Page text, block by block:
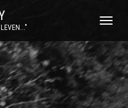
SCHAKEL
MENU